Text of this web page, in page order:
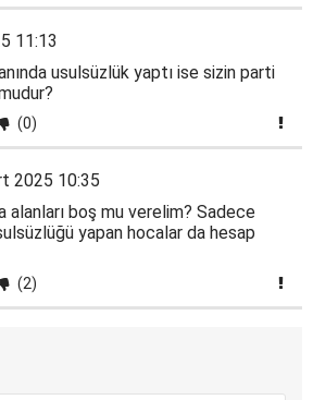
11:13
usulsüzlük yaptı ise sizin parti
(0)
2025 10:35
alanları boş mu verelim? Sadece
yapan hocalar da hesap
(2)